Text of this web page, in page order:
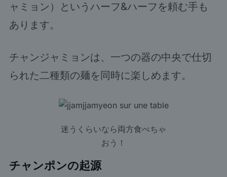
ャミョン）というハーフ&ハーフを頼む手も
あります。
チャンジャミョンは、一つの器の中央で仕切
られた二種類の麺を同時に楽しめます。
迷うくらいなら両方食べちゃ
おう！
チャンポンの起源